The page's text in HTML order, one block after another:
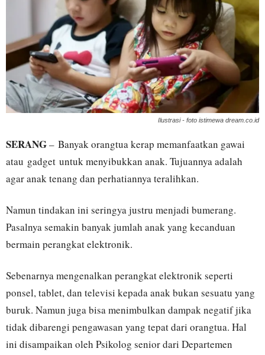
Ilustrasi - foto istimewa dream.co.id
SERANG– Banyak orangtua kerap memanfaatkan gawai
atau gadget untuk menyibukkan anak. Tujuannya adalah
agar anak tenang dan perhatiannya teralihkan.
Namun tindakan ini seringya justru menjadi bumerang.
Pasalnya semakin banyak jumlah anak yang kecanduan
bermain perangkat elektronik.
Sebenarnya mengenalkan perangkat elektronik seperti
ponsel, tablet, dan televisi kepada anak bukan sesuatu yang
buruk. Namun juga bisa menimbulkan dampak negatif jika
tidak dibarengi pengawasan yang tepat dari orangtua. Hal
ini disampaikan oleh Psikolog senior dari Departemen